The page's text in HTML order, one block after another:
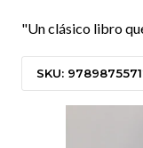
"Un clásico libro
SKU: